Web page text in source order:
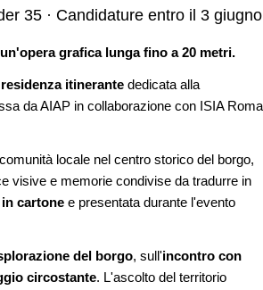
35 · Candidature entro il 3 giugno
un'opera grafica lunga fino a 20 metri.
residenza itinerante dedicata alla
da AIAP in collaborazione con ISIA Roma
locale nel centro storico del borgo,
visive e memorie condivise da tradurre in
cartone e presentata durante l'evento
del borgo, sull'incontro con
circostante. L'ascolto del territorio
07 UP-TO-DATE
L'Agenzia del Demanio lancia
accordi quadro da 219 milioni
di architettura
prodotto innovativo di design
UP-TO-DATE